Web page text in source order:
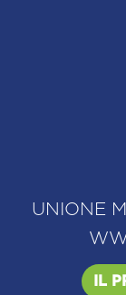
UNIONE
IL